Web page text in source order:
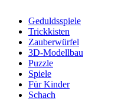
Geduldsspiele
Trickkisten
Zauberwürfel
3D-Modellbau
Puzzle
Spiele
Für Kinder
Schach